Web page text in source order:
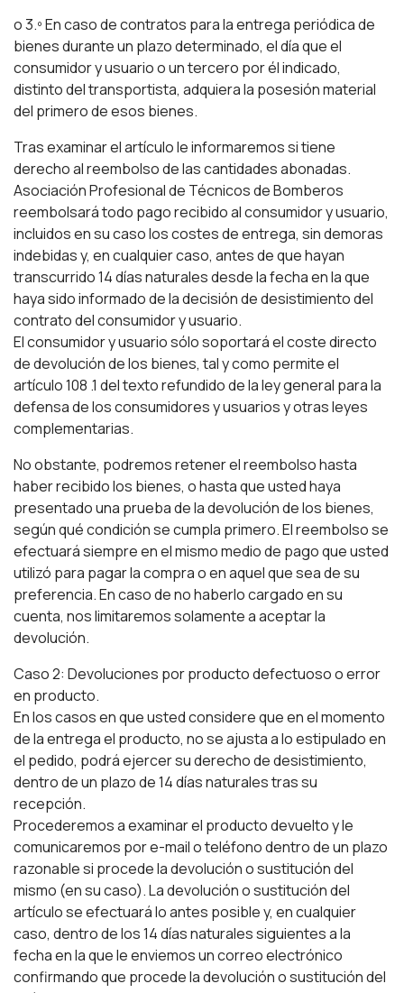
o 3.º En caso de contratos para la entrega periódica de
bienes durante un plazo determinado, el día que el
consumidor y usuario o un tercero por él indicado,
distinto del transportista, adquiera la posesión material
del primero de esos bienes.
Tras examinar el artículo le informaremos si tiene
derecho al reembolso de las cantidades abonadas.
Asociación Profesional de Técnicos de Bomberos
reembolsará todo pago recibido al consumidor y usuario,
incluidos en su caso los costes de entrega, sin demoras
indebidas y, en cualquier caso, antes de que hayan
transcurrido 14 días naturales desde la fecha en la que
haya sido informado de la decisión de desistimiento del
contrato del consumidor y usuario.
El consumidor y usuario sólo soportará el coste directo
de devolución de los bienes, tal y como permite el
artículo 108 .1 del texto refundido de la ley general para la
defensa de los consumidores y usuarios y otras leyes
complementarias.
No obstante, podremos retener el reembolso hasta
haber recibido los bienes, o hasta que usted haya
presentado una prueba de la devolución de los bienes,
según qué condición se cumpla primero. El reembolso se
efectuará siempre en el mismo medio de pago que usted
utilizó para pagar la compra o en aquel que sea de su
preferencia. En caso de no haberlo cargado en su
cuenta, nos limitaremos solamente a aceptar la
devolución.
Caso 2: Devoluciones por producto defectuoso o error
en producto.
En los casos en que usted considere que en el momento
de la entrega el producto, no se ajusta a lo estipulado en
el pedido, podrá ejercer su derecho de desistimiento,
dentro de un plazo de 14 días naturales tras su
recepción.
Procederemos a examinar el producto devuelto y le
comunicaremos por e-mail o teléfono dentro de un plazo
razonable si procede la devolución o sustitución del
mismo (en su caso). La devolución o sustitución del
artículo se efectuará lo antes posible y, en cualquier
caso, dentro de los 14 días naturales siguientes a la
fecha en la que le enviemos un correo electrónico
confirmando que procede la devolución o sustitución del